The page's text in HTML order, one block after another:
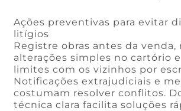
Ações preventivas para evitar
litígios
Registre obras antes da venda,
alterações simples no cartório
limites com os vizinhos por
Notificações extrajudiciais e
costumam resolver conflitos.
técnica clara facilita soluções